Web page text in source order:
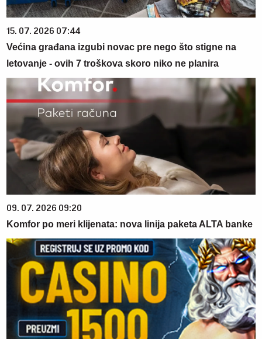
15. 07. 2026 07:44
Većina građana izgubi novac pre nego što stigne na
letovanje - ovih 7 troškova skoro niko ne planira
09. 07. 2026 09:20
Komfor po meri klijenata: nova linija paketa ALTA banke